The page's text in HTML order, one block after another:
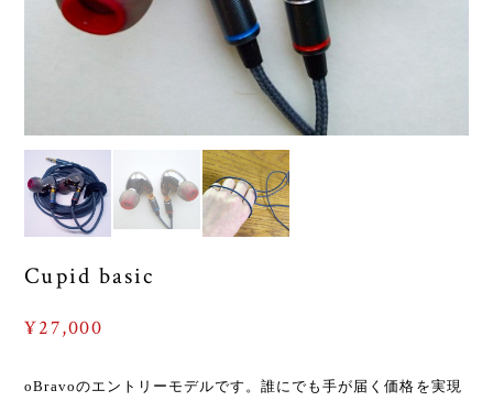
Cupid basic
¥27,000
oBravoのエントリーモデルです。誰にでも手が届く価格を実現